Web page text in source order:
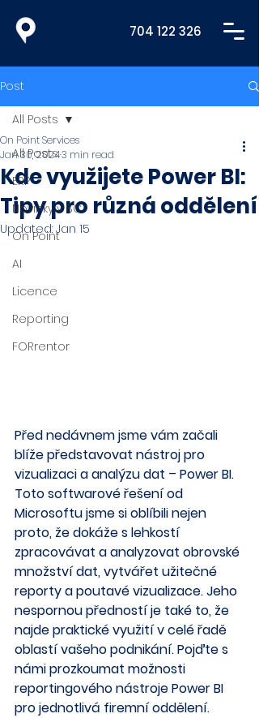
704 122 326
Post
All Posts
ERP
Novinky v BC
On Point
AI
Licence
Reporting
FORrentor
All Posts
Kde využijete Power BI:
Tipy pro různá oddělení
On Point Services
Jan 30, 20243 min read
Updated: Jan 15
Před nedávnem jsme vám začali
blíže představovat nástroj pro
vizualizaci a analýzu dat – Power BI.
Toto softwarové řešení od
Microsoftu jsme si oblíbili nejen
proto, že dokáže s lehkostí
zpracovávat a analyzovat obrovské
množství dat, vytvářet užitečné
reporty a poutavé vizualizace. Jeho
nespornou předností je také to, že
najde praktické využití v celé řadě
oblastí vašeho podnikání. Pojďte s
námi prozkoumat možnosti
reportingového nástroje Power BI
pro jednotlivá firemní oddělení.